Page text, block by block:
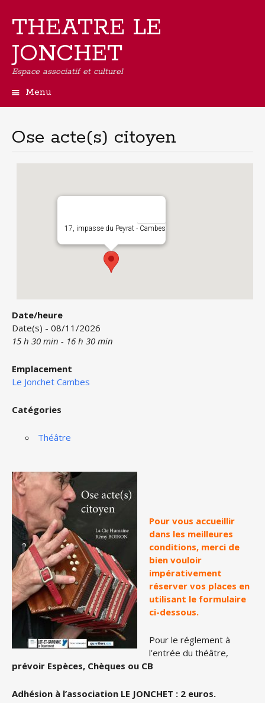
THEATRE LE
JONCHET
Espace associatif et culturel
Menu
principal
Ose acte(s) citoyen
17, impasse du Peyrat - Cambes
Date/heure
Date(s) - 08/11/2026
15 h 30 min - 16 h 30 min
Emplacement
Le Jonchet Cambes
Catégories
Théâtre
Pour vous accueillir
dans les meilleures
conditions, merci de
bien vouloir
impérativement
réserver vos places en
utilisant le formulaire
ci-dessous.
Pour le réglement à
l’entrée du théâtre,
prévoir Espèces, Chèques ou CB
Adhésion à l’association LE JONCHET : 2 euros.